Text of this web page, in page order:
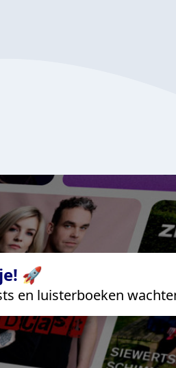
🚀
en luisterboeken